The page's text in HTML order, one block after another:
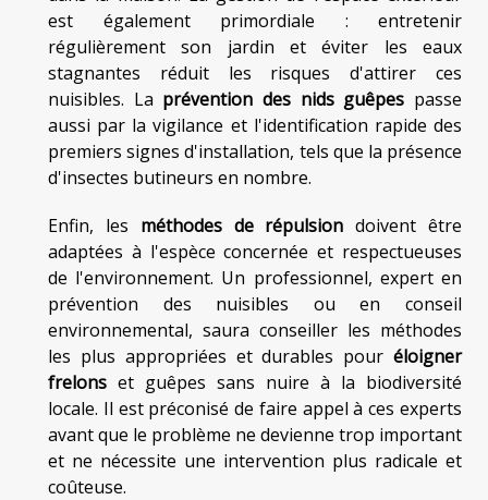
est également primordiale : entretenir
régulièrement son jardin et éviter les eaux
stagnantes réduit les risques d'attirer ces
nuisibles. La prévention des nids guêpes passe
aussi par la vigilance et l'identification rapide des
premiers signes d'installation, tels que la présence
d'insectes butineurs en nombre.
Enfin, les méthodes de répulsion doivent être
adaptées à l'espèce concernée et respectueuses
de l'environnement. Un professionnel, expert en
prévention des nuisibles ou en conseil
environnemental, saura conseiller les méthodes
les plus appropriées et durables pour éloigner
frelons et guêpes sans nuire à la biodiversité
locale. Il est préconisé de faire appel à ces experts
avant que le problème ne devienne trop important
et ne nécessite une intervention plus radicale et
coûteuse.